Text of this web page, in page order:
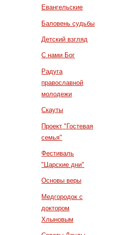
Евангельские
Баловень судьбы
Детский взгляд
С нами Бог
Радуга
православной
молодежи
Скауты
Проект "Гостевая
семья"
Фестиваль
"Царские дни"
Основы веры
Медгородок с
доктором
Хлыновым